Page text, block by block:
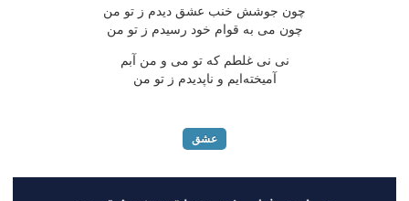
چون جوشش خنب عشق دیدم ز تو من
چون می به قوام خود رسیدم ز تو من
نی نی غلطم که تو می و من آبم
آمیخته‌ایم و ناپدیدم ز تو من
عشق